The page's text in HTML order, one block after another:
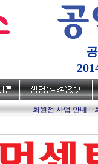
회원점 사업 안내